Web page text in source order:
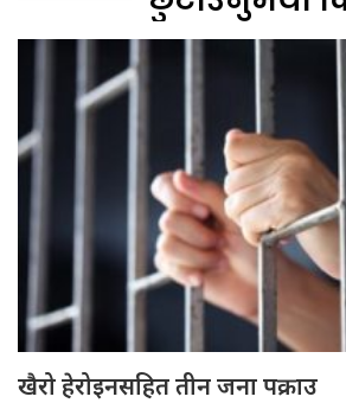
खैरो हेरोइनसहित तीन जना पक्राउ